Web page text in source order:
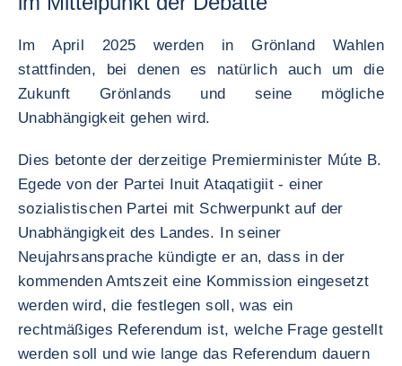
Im April 2025 werden in Grönland Wahlen
stattfinden, bei denen es natürlich auch um die
Zukunft Grönlands und seine mögliche
Unabhängigkeit gehen wird.
Dies betonte der derzeitige Premierminister Múte B.
Egede von der Partei Inuit Ataqatigiit - einer
sozialistischen Partei mit Schwerpunkt auf der
Unabhängigkeit des Landes. In seiner
Neujahrsansprache kündigte er an, dass in der
kommenden Amtszeit eine Kommission eingesetzt
werden wird, die festlegen soll, was ein
rechtmäßiges Referendum ist, welche Frage gestellt
werden soll und wie lange das Referendum dauern